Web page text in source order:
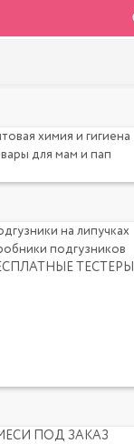
химия и гигиена
для мам и пап
на липучках
подгузников
ТЕСТЕРЫ
ПОД ЗАКАЗ